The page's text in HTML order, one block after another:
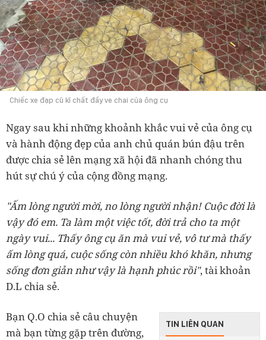
Chiếc xe đạp cũ kĩ chất đầy ve chai của ông cụ
Ngay sau khi những khoảnh khắc vui vẻ của ông cụ
và hành động đẹp của anh chủ quán bún đậu trên
được chia sẻ lên mạng xã hội đã nhanh chóng thu
hút sự chú ý của cộng đồng mạng.
"Ấm lòng người mời, no lòng người nhận! Cuộc đời là
vậy đó em. Ta làm một việc tốt, đời trả cho ta một
ngày vui... Thấy ông cụ ăn mà vui vẻ, vô tư mà thấy
ấm lòng quá, cuộc sống còn nhiều khó khăn, nhưng
sống đơn giản như vậy là hạnh phúc rồi", tài khoản
D.L chia sẻ.
TIN LIÊN QUAN
Bạn Q.O chia sẻ câu chuyện
mà bạn từng gặp trên đường,